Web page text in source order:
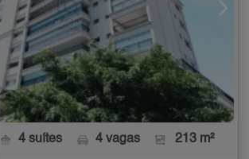
4 suítes 4 vagas 213 m²